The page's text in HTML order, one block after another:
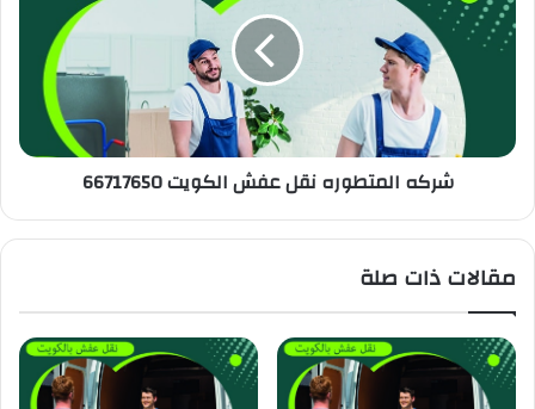
شركه المتطوره نقل عفش الكويت 66717650
مقالات ذات صلة